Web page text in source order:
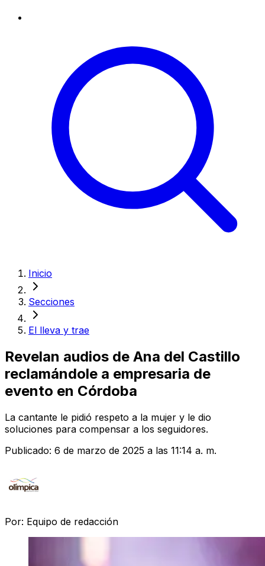
Inicio
Secciones
El lleva y trae
Revelan audios de Ana del Castillo
reclamándole a empresaria de
evento en Córdoba
La cantante le pidió respeto a la mujer y le dio
soluciones para compensar a los seguidores.
Publicado: 6 de marzo de 2025 a las 11:14 a. m.
Por: Equipo de redacción